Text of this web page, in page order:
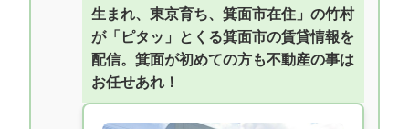
生まれ、東京育ち、箕面市在住」の竹村
が「ピタッ」とくる箕面市の賃貸情報を
配信。箕面が初めての方も不動産の事は
お任せあれ！